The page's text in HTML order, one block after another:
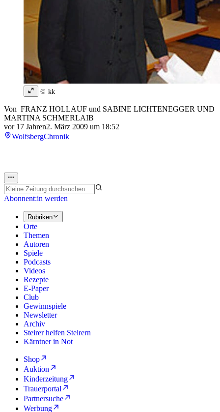
© kk
Von FRANZ HOLLAUF und SABINE LICHTENEGGER UND
MARTINA SCHMERLAIB
vor 17 Jahren2. März 2009 um 18:52
WolfsbergChronik
Abonnent:in werden
Rubriken
Orte
Themen
Autoren
Spiele
Podcasts
Videos
Rezepte
E-Paper
Club
Gewinnspiele
Newsletter
Archiv
Steirer helfen Steirern
Kärntner in Not
Shop
Auktion
Kinderzeitung
Trauerportal
Partnersuche
Werbung